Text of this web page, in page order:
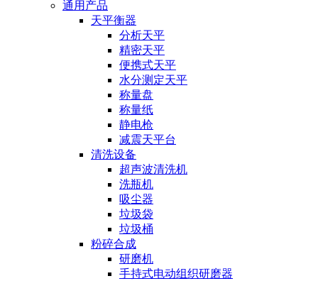
通用产品
天平衡器
分析天平
精密天平
便携式天平
水分测定天平
称量盘
称量纸
静电枪
减震天平台
清洗设备
超声波清洗机
洗瓶机
吸尘器
垃圾袋
垃圾桶
粉碎合成
研磨机
手持式电动组织研磨器